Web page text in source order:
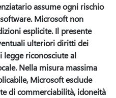
assume ogni rischio
Microsoft non
esplicite. Il presente
ulteriori diritti dei
legge riconosciute al
Nella misura massima
Microsoft esclude
di commerciabilità, idoneità